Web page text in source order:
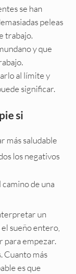
se han
peleas
trabajo.
y que
al límite y
significar.
si
más saludable
los negativos
de una
un
sueño entero,
para empezar.
Cuanto más
es que